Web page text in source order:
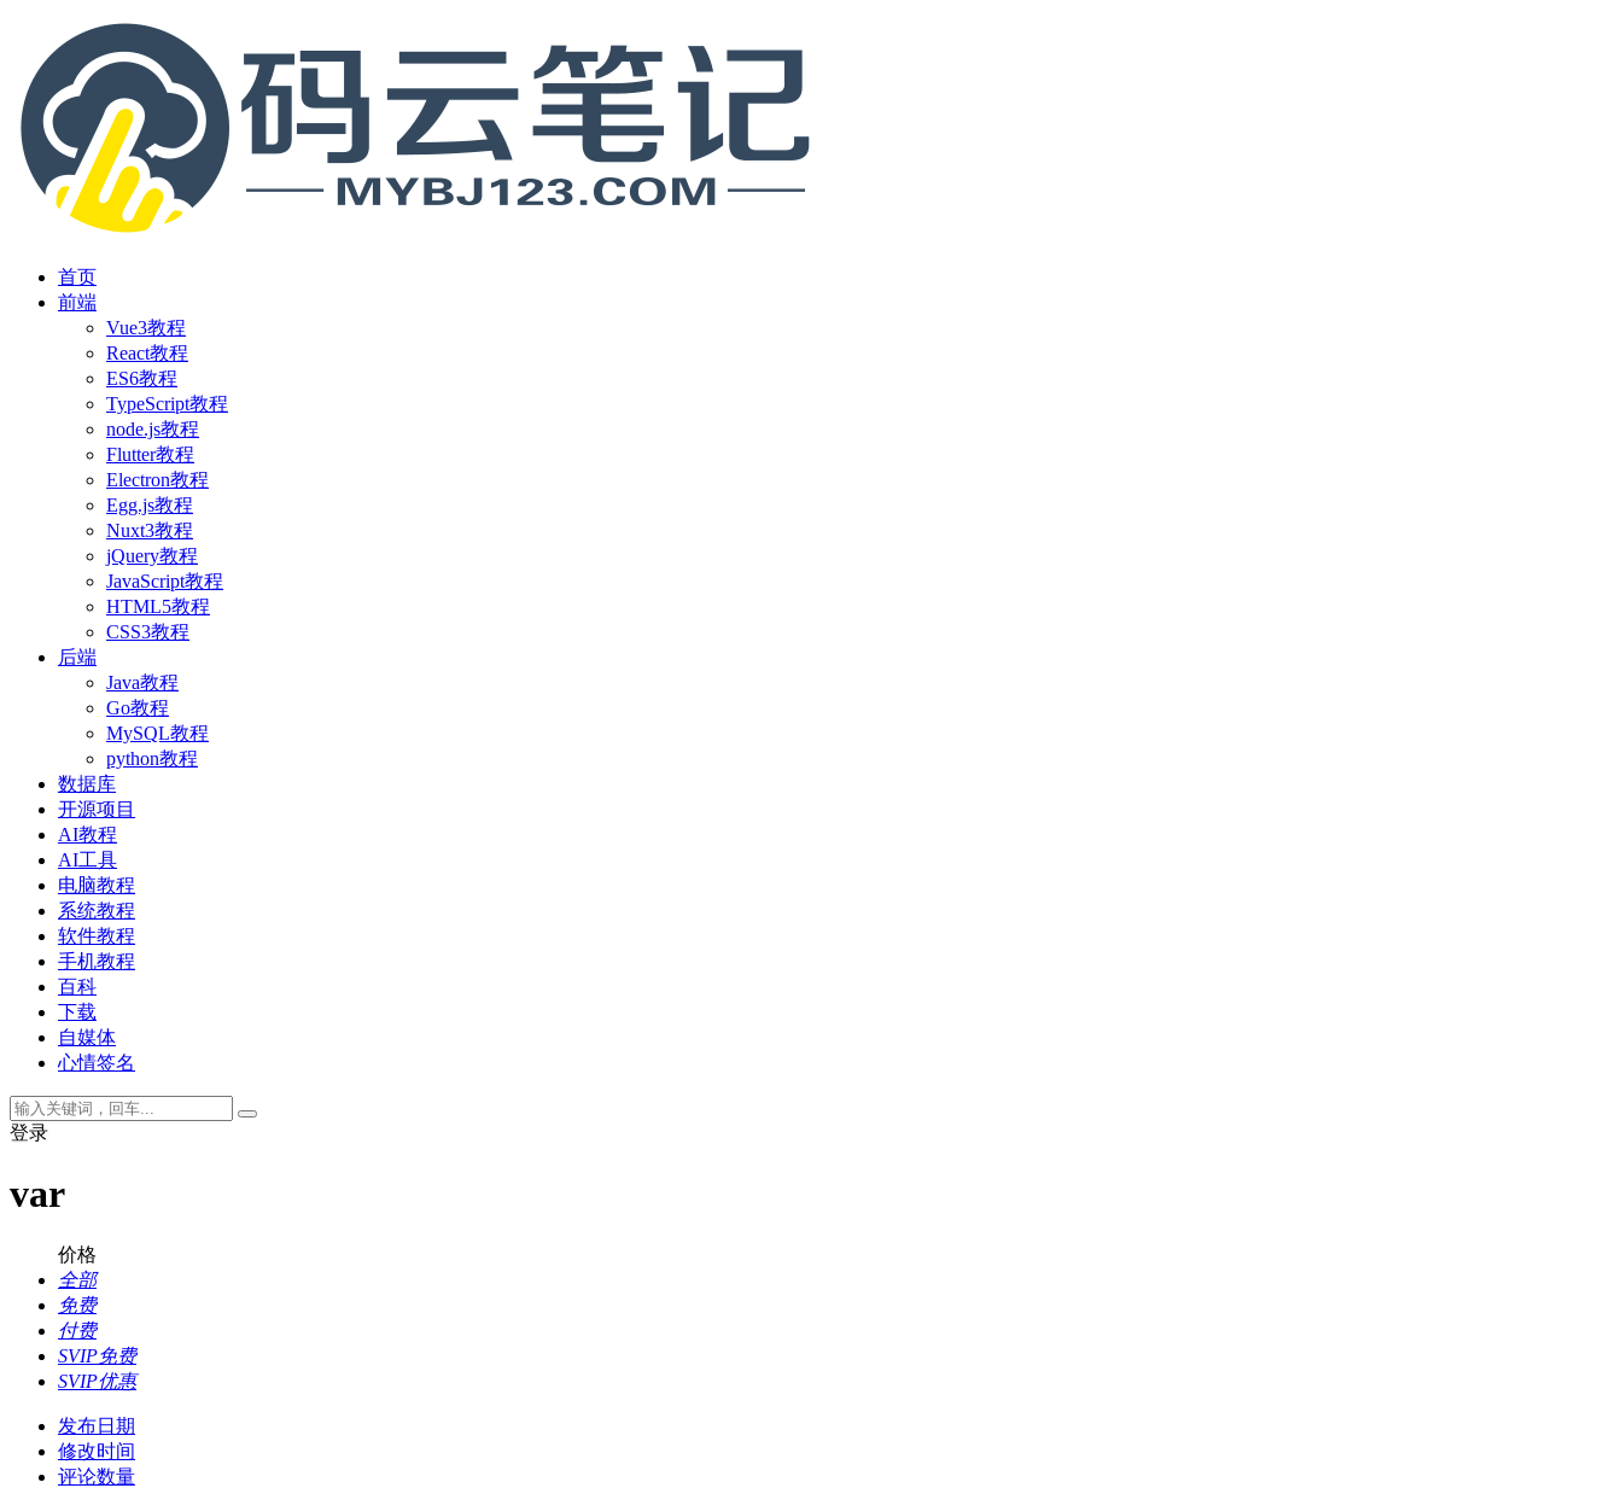
首页
前端
Vue3教程
React教程
ES6教程
TypeScript教程
node.js教程
Flutter教程
Electron教程
Egg.js教程
Nuxt3教程
jQuery教程
JavaScript教程
HTML5教程
CSS3教程
后端
Java教程
Go教程
MySQL教程
python教程
数据库
开源项目
AI教程
AI工具
电脑教程
系统教程
软件教程
手机教程
百科
下载
自媒体
心情签名
登录
var
价格
全部
免费
付费
SVIP免费
SVIP优惠
发布日期
修改时间
评论数量